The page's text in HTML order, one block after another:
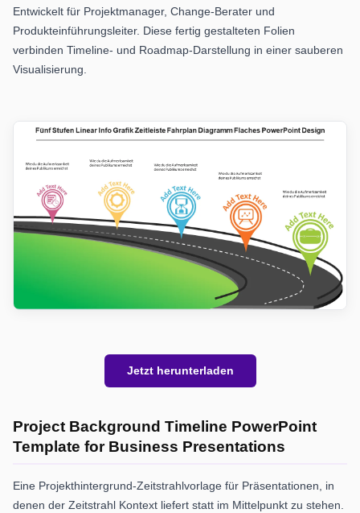
Entwickelt für Projektmanager, Change-Berater und
Produkteinführungsleiter. Diese fertig gestalteten Folien
verbinden Timeline- und Roadmap-Darstellung in einer sauberen
Visualisierung.
Jetzt herunterladen
Project Background Timeline PowerPoint
Template for Business Presentations
Eine Projekthintergrund-Zeitstrahlvorlage für Präsentationen, in
denen der Zeitstrahl Kontext liefert statt im Mittelpunkt zu stehen.